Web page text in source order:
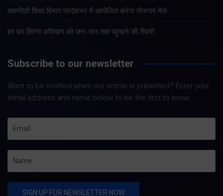
तकनीकी शिक्षा विभाग प्रदेशभर में आयोजित करेगा रोजगार मेले
हर घर तिरंगा अभियान को जन-जन तक पहुंचाने की तैयारी
Subscribe to our newsletter
Want to be notified when our article is published? Enter your
email address and name below to be the first to know.